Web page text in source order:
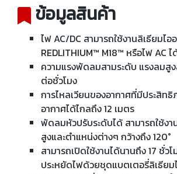
ข้อมูลสินค้า
ไฟ AC/DC สามารถใช้งานลิเธียมไอ
REDLITHIUM™ M18™ หรือไฟ AC
ความแรงพัดลมสามระดับ แรงลมสู
ต่อชั่วโมง
การไหลเวียนของอากาศที่มีประสิท
อากาศได้ไกลถึง 12 เมตร
พัดลมหัวปรับระดับได้ สามารถใช้ง
สูงและตำแหน่งต่างๆ กว้างถึง 120°
สามารถเปิดใช้งานได้นานถึง 17 ชั่ว
ประหยัดไฟด้วยชุดแบตเตอรี่ลิเธียม